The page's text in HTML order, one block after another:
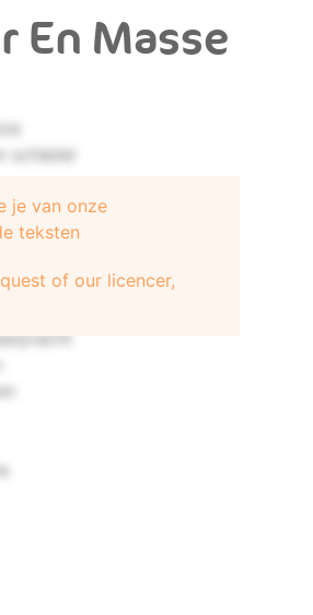
En Masse
schädel
toni
je van onze
teksten
of our licencer,